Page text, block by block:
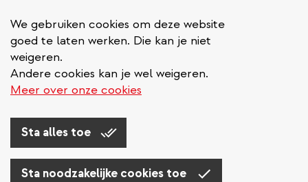
We gebruiken cookies om deze website
goed te laten werken. Die kan je niet
weigeren.
Andere cookies kan je wel weigeren.
Meer over onze cookies
Sta alles toe
Sta noodzakelijke cookies toe